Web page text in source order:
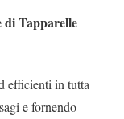
di Tapparelle
efficienti in tutta
e fornendo